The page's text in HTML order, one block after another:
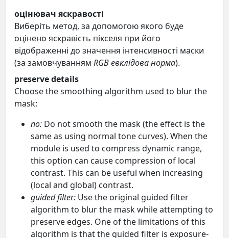
оцінювач яскравості
Виберіть метод, за допомогою якого буде
оцінено яскравість пікселя при його
відображенні до значення інтенсивності маски
(за замовчуванням RGB евклідова норма).
preserve details
Choose the smoothing algorithm used to blur the
mask:
no: Do not smooth the mask (the effect is the
same as using normal tone curves). When the
module is used to compress dynamic range,
this option can cause compression of local
contrast. This can be useful when increasing
(local and global) contrast.
guided filter: Use the original guided filter
algorithm to blur the mask while attempting to
preserve edges. One of the limitations of this
algorithm is that the guided filter is exposure-